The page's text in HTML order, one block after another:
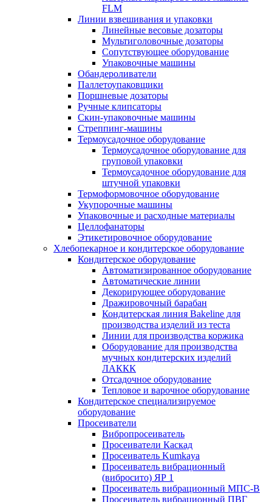
FLM
Линии взвешивания и упаковки
Линейные весовые дозаторы
Мультиголовочные дозаторы
Сопутствующее оборудование
Упаковочные машины
Обандероливатели
Паллетоупаковщики
Поршневые дозаторы
Ручные клипсаторы
Скин-упаковочные машины
Стреппинг-машины
Термоусадочное оборудование
Термоусадочное оборудование для
груповой упаковки
Термоусадочное оборудование для
штучной упаковки
Термоформовочное оборудование
Укупорочные машины
Упаковочные и расходные материалы
Целлофанаторы
Этикетировочное оборудование
Хлебопекарное и кондитерское оборудование
Кондитерское оборудование
Автоматизированное оборудование
Автоматические линии
Декорирующее оборудование
Дражировочный барабан
Кондитерская линия Bakeline для
производства изделий из теста
Линии для производства коржика
Оборудование для производства
мучных кондитерских изделий
ЛАККК
Отсадочное оборудование
Тепловое и варочное оборудование
Кондитерское специализируемое
оборудование
Просеиватели
Вибропросеиватель
Просеиватели Каскад
Просеиватель Kumkaya
Просеиватель вибрационный
(вибросито) ЯР 1
Просеиватель вибрационный МПС-В
Просеиватель вибрационный ПВГ